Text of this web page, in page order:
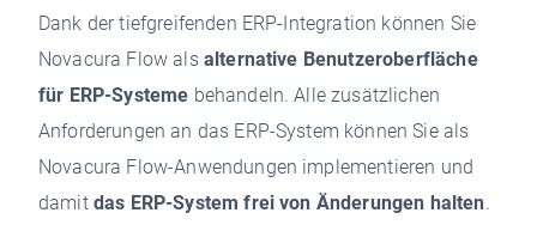
Dank der tiefgreifenden ERP-Integration können Sie
Novacura Flow als alternative Benutzeroberfläche
für ERP-Systeme behandeln. Alle zusätzlichen
Anforderungen an das ERP-System können Sie als
Novacura Flow-Anwendungen implementieren und
damit das ERP-System frei von Änderungen halten.